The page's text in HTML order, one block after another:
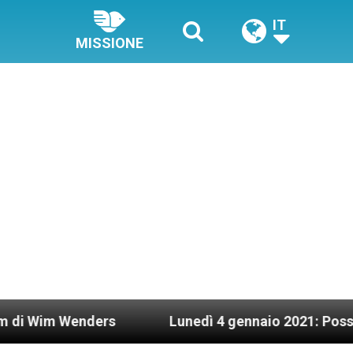
MISSIONE
IT
Lunedì 4 gennaio 2021: Possesso